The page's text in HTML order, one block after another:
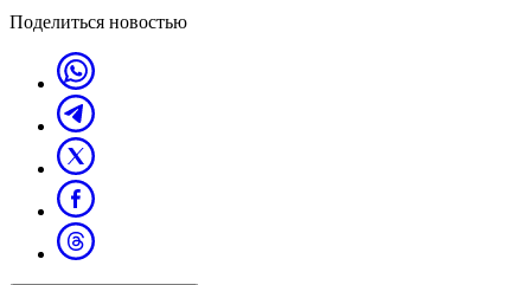
Поделиться новостью